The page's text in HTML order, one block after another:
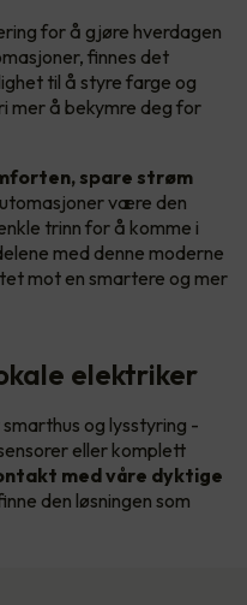
for å gjøre hverdagen
finnes det
til å styre farge og
mer å bekymre deg for
spare strøm
være den
trinn for å komme i
med denne moderne
mot en smartere og mer
elektriker
og lysstyring -
eller komplett
med våre dyktige
den løsningen som